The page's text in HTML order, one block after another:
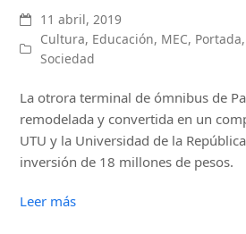
11 abril, 2019
Cultura, Educación, MEC, Portada,
Sociedad
La otrora terminal de ómnibus de
remodelada y convertida en un
UTU y la Universidad de la
inversión de 18 millones de pesos.
Leer más